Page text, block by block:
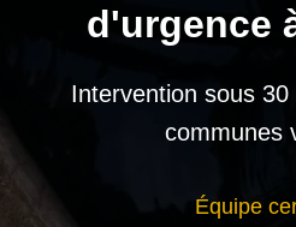
d'urgence
Intervention sous
communes
Équipe